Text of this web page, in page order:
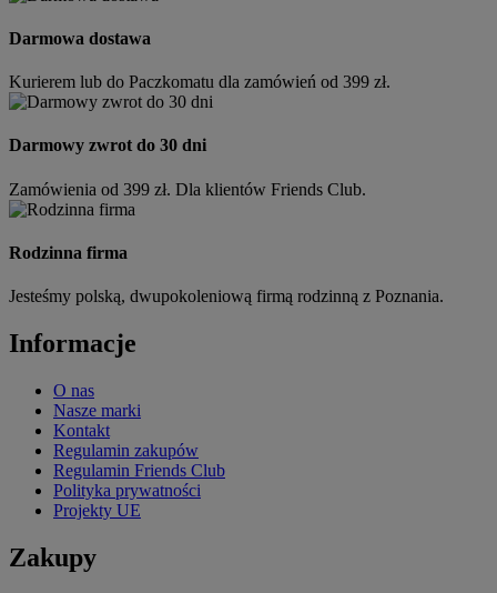
Darmowa dostawa
Kurierem lub do Paczkomatu dla zamówień od 399 zł.
Darmowy zwrot do 30 dni
Zamówienia od 399 zł. Dla klientów Friends Club.
Rodzinna firma
Jesteśmy polską, dwupokoleniową firmą rodzinną z Poznania.
Informacje
O nas
Nasze marki
Kontakt
Regulamin zakupów
Regulamin Friends Club
Polityka prywatności
Projekty UE
Zakupy